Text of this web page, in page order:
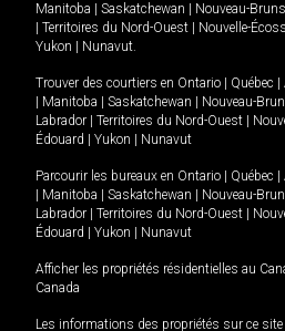
Manitoba
Saskatchewan Nouveau-
Territoires du Nord-Ouest Nouvelle-
Yukon
Nunavut.
Trouver des courtiers en Ontario Québec
Manitoba Saskatchewan Nouveau-
Labrador
Territoires du Nord-Ouest
Édouard
Yukon Nunavut
Parcourir les bureaux en Ontario Québec
Manitoba Saskatchewan Nouveau-
Labrador
Territoires du Nord-Ouest
Édouard
Yukon Nunavut
Afficher les propriétés résidentielles au
Canada
Les informations des propriétés sur ce